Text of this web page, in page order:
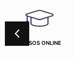
CURSOS ONLINE